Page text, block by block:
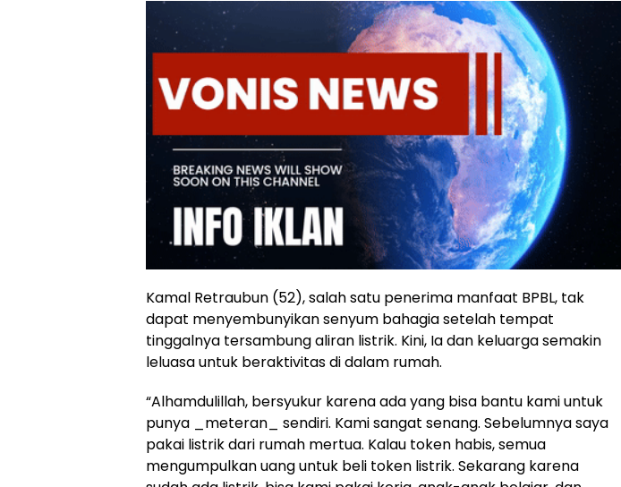
Kamal Retraubun (52), salah satu penerima manfaat BPBL, tak
dapat menyembunyikan senyum bahagia setelah tempat
tinggalnya tersambung aliran listrik. Kini, Ia dan keluarga semakin
leluasa untuk beraktivitas di dalam rumah.
“Alhamdulillah, bersyukur karena ada yang bisa bantu kami untuk
punya _meteran_ sendiri. Kami sangat senang. Sebelumnya saya
pakai listrik dari rumah mertua. Kalau token habis, semua
mengumpulkan uang untuk beli token listrik. Sekarang karena